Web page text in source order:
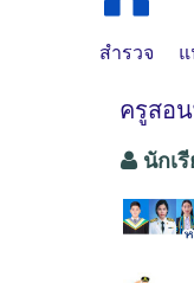
สำรวจ
ครูสอ
นักเ